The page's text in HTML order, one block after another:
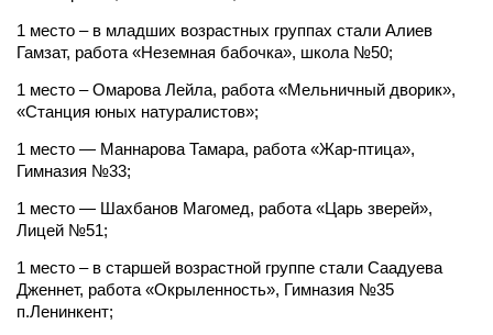
1 место – в младших возрастных группах стали Алиев
Гамзат, работа «Неземная бабочка», школа №50;
1 место – Омарова Лейла, работа «Мельничный дворик»,
«Станция юных натуралистов»;
1 место — Маннарова Тамара, работа «Жар-птица»,
Гимназия №33;
1 место — Шахбанов Магомед, работа «Царь зверей»,
Лицей №51;
1 место – в старшей возрастной группе стали Саадуева
Дженнет, работа «Окрыленность», Гимназия №35
п.Ленинкент;